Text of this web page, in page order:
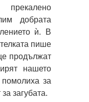
добрата
ѝ. В
пише
продължат
нашето
помолиха за
загубата.